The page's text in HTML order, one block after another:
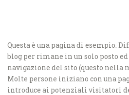
Questa è una pagina di esempio.
blog per rimane in un solo posto
navigazione del sito (questo nella
Molte persone iniziano con una
introduce ai potenziali visitatori